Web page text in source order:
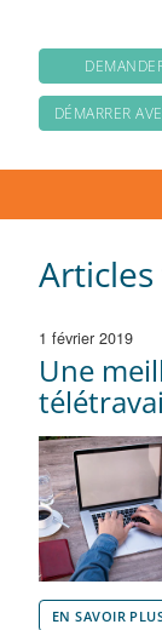
DÉMARRER
1 février 2019
Une
EN SAVOIR